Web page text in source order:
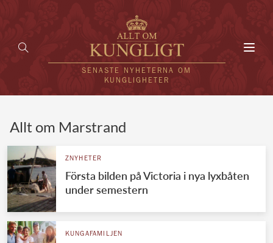
SENASTE NYHETERNA OM
KUNGLIGHETER
UTLÄNDSKT
VÄRLDENS KUNGAHUS
Allt om Marstrand
ZNYHETER
Första bilden på Victoria i nya lyxbåten
under semestern
KUNGAFAMILJEN